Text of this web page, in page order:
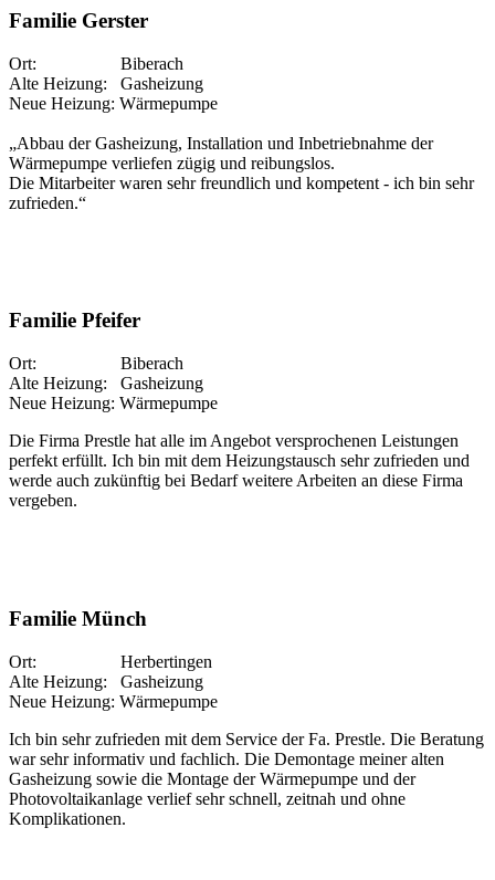
Familie Gerster
Ort: Biberach
Alte Heizung: Gasheizung
Neue Heizung: Wärmepumpe
„Abbau der Gasheizung, Installation und Inbetriebnahme der
Wärmepumpe verliefen zügig und reibungslos.
Die Mitarbeiter waren sehr freundlich und kompetent - ich bin sehr
zufrieden.“
Familie Pfeifer
Ort: Biberach
Alte Heizung: Gasheizung
Neue Heizung: Wärmepumpe
Die Firma Prestle hat alle im Angebot versprochenen Leistungen
perfekt erfüllt. Ich bin mit dem Heizungstausch sehr zufrieden und
werde auch zukünftig bei Bedarf weitere Arbeiten an diese Firma
vergeben.
Familie Münch
Ort: Herbertingen
Alte Heizung: Gasheizung
Neue Heizung: Wärmepumpe
Ich bin sehr zufrieden mit dem Service der Fa. Prestle. Die Beratung
war sehr informativ und fachlich. Die Demontage meiner alten
Gasheizung sowie die Montage der Wärmepumpe und der
Photovoltaikanlage verlief sehr schnell, zeitnah und ohne
Komplikationen.